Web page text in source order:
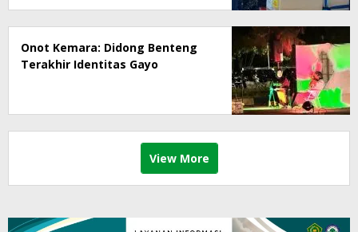
Onot Kemara: Didong Benteng
Terakhir Identitas Gayo
View More